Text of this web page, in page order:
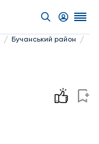
/ Бучанський район /